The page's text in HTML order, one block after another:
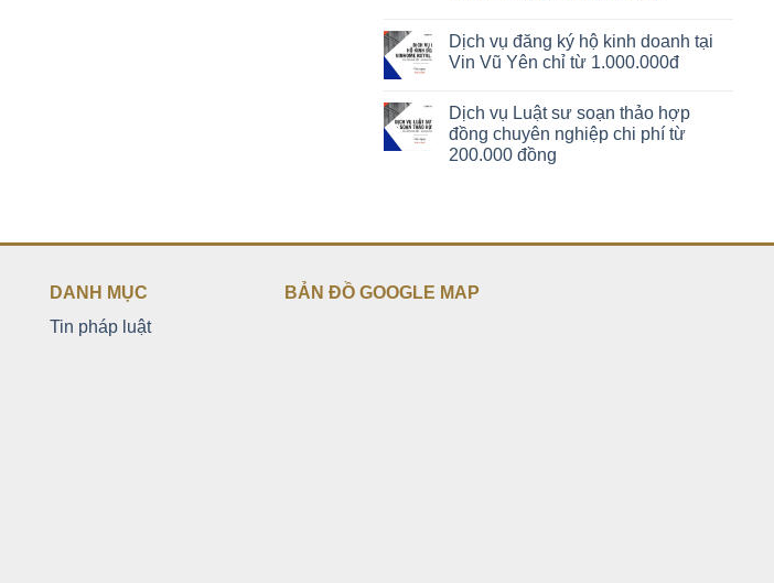
Dịch vụ đăng ký hộ kinh doanh tại
Vin Vũ Yên chỉ từ 1.000.000đ
Dịch vụ Luật sư soạn thảo hợp
đồng chuyên nghiệp chi phí từ
200.000 đồng
DANH MỤC
Tin pháp luật
BẢN ĐỒ GOOGLE MAP